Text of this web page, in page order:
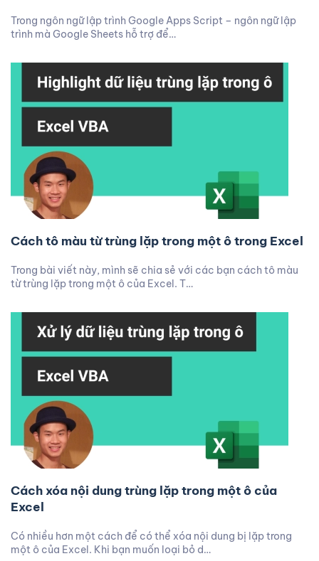
Trong ngôn ngữ lập trình Google Apps Script – ngôn ngữ lập
trình mà Google Sheets hỗ trợ để…
Cách tô màu từ trùng lặp trong một ô trong Excel
Trong bài viết này, mình sẽ chia sẻ với các bạn cách tô màu
từ trùng lặp trong một ô của Excel. T…
Cách xóa nội dung trùng lặp trong một ô của
Excel
Có nhiều hơn một cách để có thể xóa nội dung bị lặp trong
một ô của Excel. Khi bạn muốn loại bỏ d…